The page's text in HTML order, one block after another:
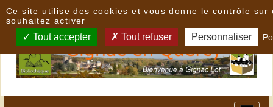
Ce site utilise des cookies et vous donne le contrôle sur
souhaitez activer
Tout accepter Tout refuser Personnaliser